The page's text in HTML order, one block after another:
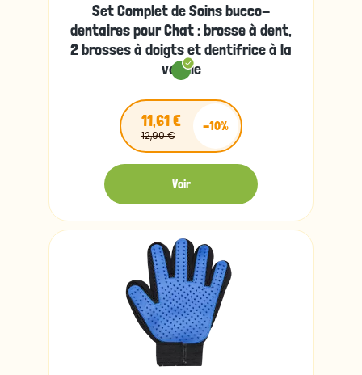
Set Complet de Soins bucco-
dentaires pour Chat : brosse à dent,
2 brosses à doigts et dentifrice à la
vanille
11,61 €
12,90 €
-10%
Voir